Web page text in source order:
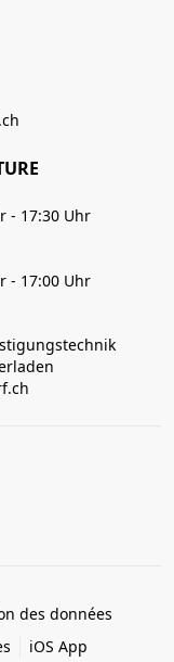
- 17:30 Uhr
- 17:00 Uhr
des données
iOS App